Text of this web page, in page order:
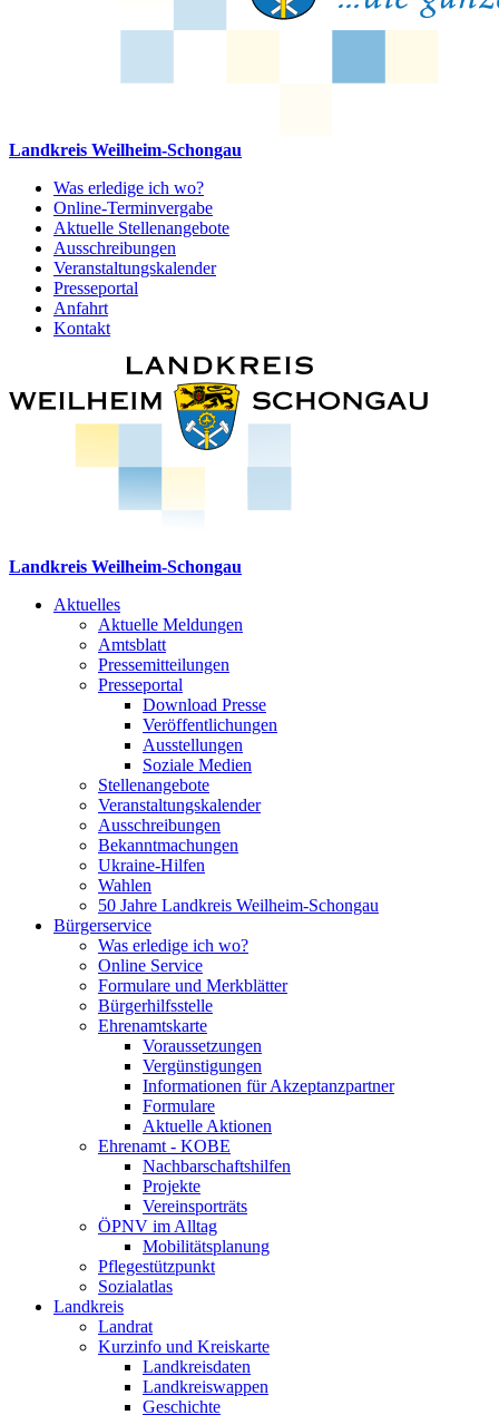
Landkreis Weilheim-Schongau
Was erledige ich wo?
Online-Terminvergabe
Aktuelle Stellenangebote
Ausschreibungen
Veranstaltungskalender
Presseportal
Anfahrt
Kontakt
Landkreis Weilheim-Schongau
Aktuelles
Aktuelle Meldungen
Amtsblatt
Pressemitteilungen
Presseportal
Download Presse
Veröffentlichungen
Ausstellungen
Soziale Medien
Stellenangebote
Veranstaltungskalender
Ausschreibungen
Bekanntmachungen
Ukraine-Hilfen
Wahlen
50 Jahre Landkreis Weilheim-Schongau
Bürgerservice
Was erledige ich wo?
Online Service
Formulare und Merkblätter
Bürgerhilfsstelle
Ehrenamtskarte
Voraussetzungen
Vergünstigungen
Informationen für Akzeptanzpartner
Formulare
Aktuelle Aktionen
Ehrenamt - KOBE
Nachbarschaftshilfen
Projekte
Vereinsporträts
ÖPNV im Alltag
Mobilitätsplanung
Pflegestützpunkt
Sozialatlas
Landkreis
Landrat
Kurzinfo und Kreiskarte
Landkreisdaten
Landkreiswappen
Geschichte